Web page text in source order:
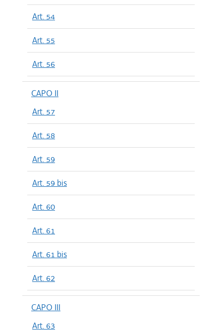
Art. 54
Art. 55
Art. 56
CAPO II
Art. 57
Art. 58
Art. 59
Art. 59 bis
Art. 60
Art. 61
Art. 61 bis
Art. 62
CAPO III
Art. 63